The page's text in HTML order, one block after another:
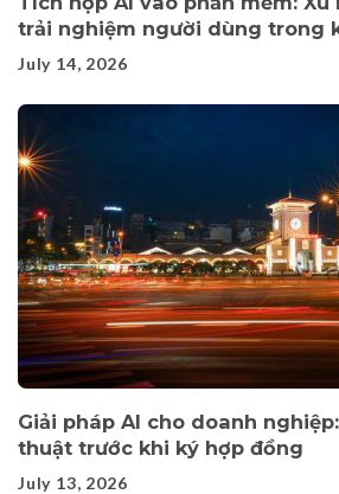
trải nghiệm người dùng trong
July 14, 2026
Giải pháp AI cho doanh
thuật trước khi ký hợp đồng
July 13, 2026